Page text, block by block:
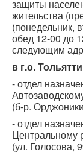
защиты
жительства
(понедельник,
обед 12-00 до
следующим
в г.о.
- отдел
(б-р.
- отдел
Центральному
(ул. Голосова,